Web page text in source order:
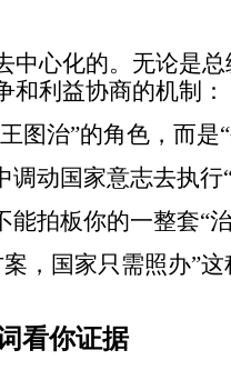
中心化的。无论是
和利益协商的机制：
图治”的角色，而是
调动国家意志去执行
能拍板你的一整套“
，国家只需照办”这
看你证据